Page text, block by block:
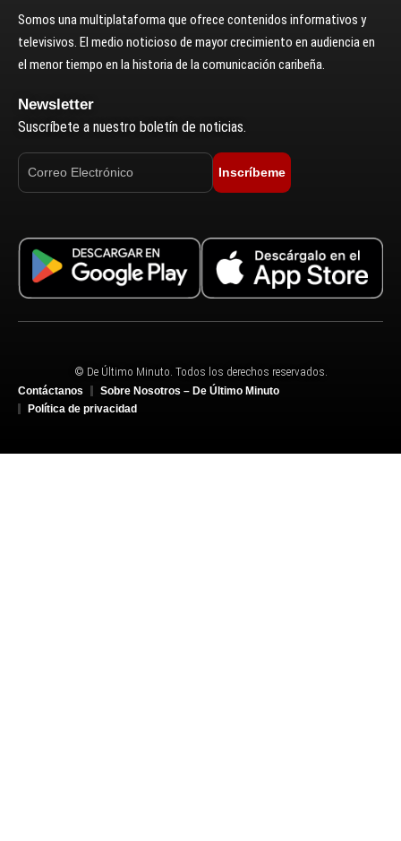
Somos una multiplataforma que ofrece contenidos informativos y
televisivos. El medio noticioso de mayor crecimiento en audiencia en
el menor tiempo en la historia de la comunicación caribeña.
Newsletter
Suscríbete a nuestro boletín de noticias.
Inscríbeme
© De Último Minuto. Todos los derechos reservados.
Contáctanos
Sobre Nosotros – De Último Minuto
Política de privacidad